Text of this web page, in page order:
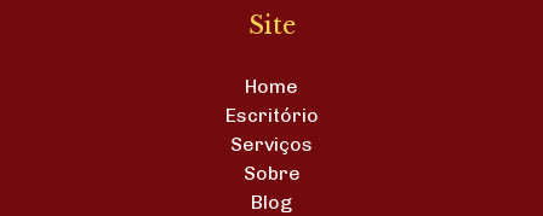
Site
Home
Escritório
Serviços
Sobre
Blog